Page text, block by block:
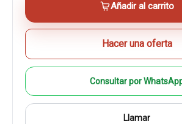
Añadir al carrito
Hacer una oferta
Consultar por
Llamar